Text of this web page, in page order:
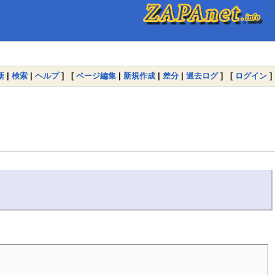
| 検索 | ヘルプ] [ ページ編集 | 新規作成 | 差分 | 過去ログ] [ ログイン ]